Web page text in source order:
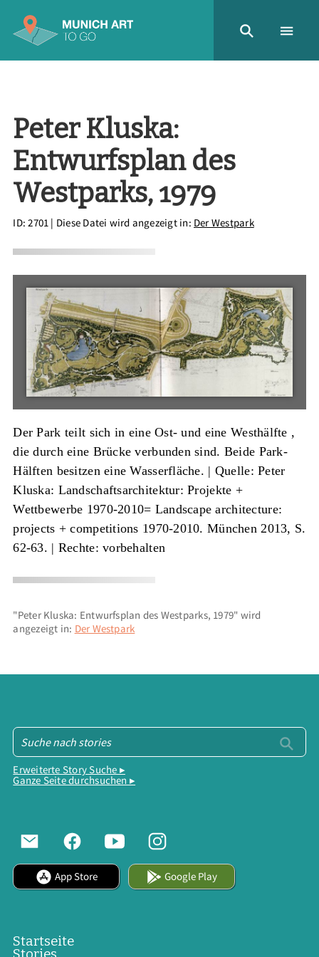
Peter Kluska:
Entwurfsplan des
Westparks, 1979
ID: 2701 | Diese Datei wird angezeigt in: Der Westpark
Der Park teilt sich in eine Ost- und eine Westhälfte ,
die durch eine Brücke verbunden sind. Beide Park-
Hälften besitzen eine Wasserfläche. | Quelle: Peter
Kluska: Landschaftsarchitektur: Projekte +
Wettbewerbe 1970-2010= Landscape architecture:
projects + competitions 1970-2010. München 2013, S.
62-63. | Rechte: vorbehalten
"Peter Kluska: Entwurfsplan des Westparks, 1979" wird
angezeigt in: Der Westpark
Erweiterte Story Suche ▸
Ganze Seite durchsuchen ▸
App Store Google Play
Startseite